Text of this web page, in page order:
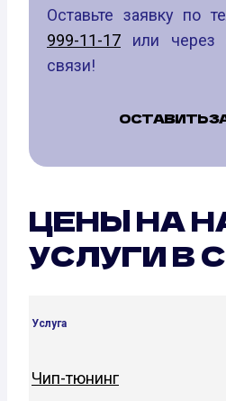
Оставьте заявку по
999-11-17 или через
связи!
ОСТАВИТЬ
ЦЕНЫ НА
УСЛУГИ В
Услуга
Чип-тюнинг